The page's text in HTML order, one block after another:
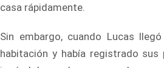
casa rápidamente.
Sin embargo, cuando Lucas
habitación y había registrado sus